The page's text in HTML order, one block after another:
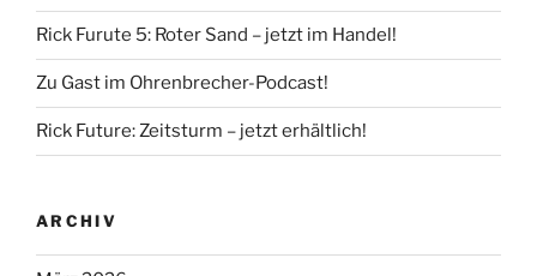
Rick Furute 5: Roter Sand – jetzt im Handel!
Zu Gast im Ohrenbrecher-Podcast!
Rick Future: Zeitsturm – jetzt erhältlich!
ARCHIV